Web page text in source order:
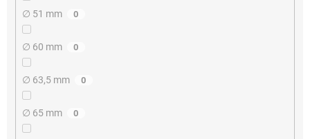
∅ 51 mm 0
∅ 60 mm 0
∅ 63,5 mm 0
∅ 65 mm 0